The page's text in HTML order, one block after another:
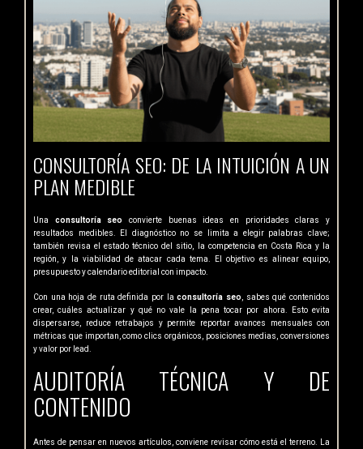
CONSULTORÍA SEO: DE LA INTUICIÓN A UN
PLAN MEDIBLE
Una consultoría seo
convierte buenas ideas en prioridades claras y
resultados medibles. El diagnóstico no se limita a elegir palabras clave;
también revisa el estado técnico del sitio, la competencia en Costa Rica y la
región, y la viabilidad de atacar cada tema. El objetivo es alinear equipo,
presupuesto y calendario editorial con impacto.
Con una hoja de ruta definida por laconsultoría seo , sabes qué contenidos
crear, cuáles actualizar y qué no vale la pena tocar por ahora. Esto evita
dispersarse, reduce retrabajos y permite reportar avances mensuales con
métricas que importan, como clics orgánicos, posiciones medias, conversiones
y valor por lead.
AUDITORÍA TÉCNICA Y DE
CONTENIDO
Antes de pensar en nuevos artículos, conviene revisar cómo está el terreno. La